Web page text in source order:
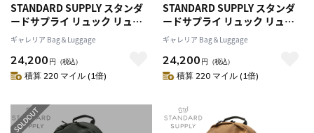
STANDARD SUPPLY スタンダ
ードサプライ リュック リュッ
クサック アウトドア 17L A4 日
本製 SIMPLICITY DAILY
DAYPACK
ギャレリア Bag＆Luggage
24,200 円 （税込）
積算 220 マイル (1倍)
STANDARD SUPPLY スタンダ
ードサプライ リュック リュッ
クサック アウトドア 17L A4 日
本製 SIMPLICITY DAILY
DAYPACK
ギャレリア Bag＆Luggage
24,200 円 （税込）
積算 220 マイル (1倍)